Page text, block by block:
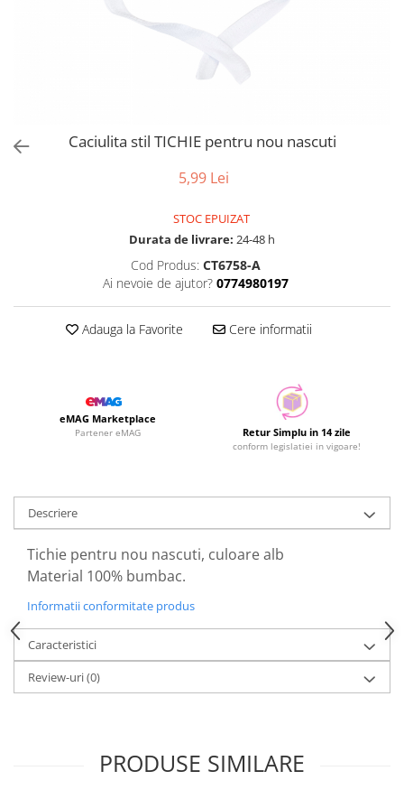
Caciulita stil TICHIE pentru nou nascuti
5,99 Lei
STOC EPUIZAT
Durata de livrare: 24-48 h
Cod Produs: CT6758-A
Ai nevoie de ajutor? 0774980197
Adauga la Favorite Cere informatii
eMAG Marketplace
Partener eMAG Retur Simplu in 14 zile
conform legislatiei in vigoare!
Descriere
Tichie pentru nou nascuti, culoare alb
Material 100% bumbac.
Informatii conformitate produs
Caracteristici
Review-uri(0)
PRODUSE SIMILARE